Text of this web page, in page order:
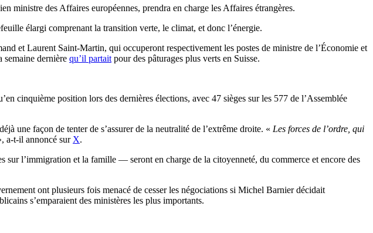
ministre des Affaires européennes, prendra en charge les Affaires étrangères.
élargi comprenant la transition verte, le climat, et donc l’énergie.
et Laurent Saint-Martin, qui occuperont respectivement les postes de ministre de l’Économie et
dernière qu’il partait pour des pâturages plus verts en Suisse.
cinquième position lors des dernières élections, avec 47 sièges sur les 577 de l’Assemblée
une façon de tenter de s’assurer de la neutralité de l’extrême droite. « Les forces de l’ordre, qui
a-t-il annoncé sur X.
l’immigration et la famille — seront en charge de la citoyenneté, du commerce et encore des
ont plusieurs fois menacé de cesser les négociations si Michel Barnier décidait
s’emparaient des ministères les plus importants.